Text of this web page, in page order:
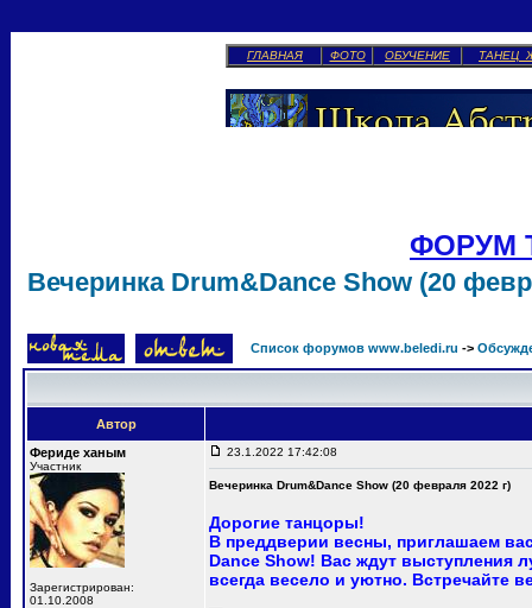
ГЛАВНАЯ ФОТО ОБУЧЕНИЕ ТАНЕЦ
ФОРУМ
Вечеринка Drum&Dance Show (20
Список форумов www.beledi.ru ->
Автор
Фериде ханым
Участник
Зарегистрирован:
01.10.2008
23.1.2022 17:42:08
Вечеринка Drum&Dance Show (20 февраля 2022 г)
Дорогие танцоры!
В преддверии весны, приглашаем
Dance Show! Вас ждут выступления
всегда весело и уютно. Встречайте